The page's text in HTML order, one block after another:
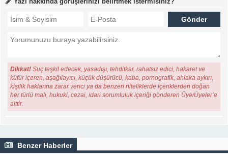
Dikkat! Suç teşkil edecek, yasadışı, tehditkar, rahatsız edici, hakaret ve
küfür içeren, aşağılayıcı, küçük düşürücü, kaba, pornografik, ahlaka aykırı,
kişilik haklarına zarar verici ya da benzeri niteliklerde içeriklerden doğan
her türlü mali, hukuki, cezai, idari sorumluluk içeriği gönderen Üye/Üyeler’e
aittir.
Benzer Haberler